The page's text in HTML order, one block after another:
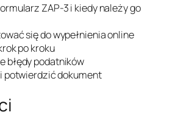
ZAP-3 i kiedy należy go
się do wypełnienia online
po kroku
błędy podatników
potwierdzić dokument